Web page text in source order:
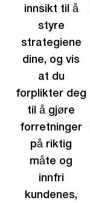
innsikt til å
styre
strategiene
dine, og vis
at du
forplikter deg
til å gjøre
forretninger
på riktig
måte og
innfri
kundenes,